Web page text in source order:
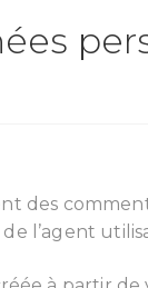
des
de l’agent